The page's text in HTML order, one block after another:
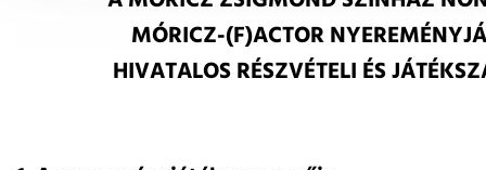
MÓRICZ-(F)ACTOR
HIVATALOS RÉSZVÉTELI ÉS